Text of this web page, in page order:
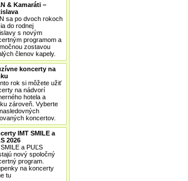
& Kamaráti –
sa po dvoch rokoch
do rodnej
s novým
programom a
zostavou
členov kapely.
koncerty na
rok si môžete užiť
na nádvorí
hotela a
zároveň. Vyberte
koncertov.
IMT SMILE a
2026
a PUĽS
nový spoločný
program.
na koncerty
tu